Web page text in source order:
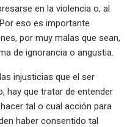
en la violencia o, al
eso es importante
por muy malas que sean,
de ignorancia o angustia.
injusticias que el ser
hay que tratar de entender
tal o cual acción para
haber consentido tal